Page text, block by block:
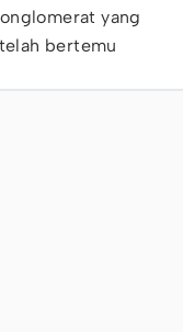
yang
bertemu